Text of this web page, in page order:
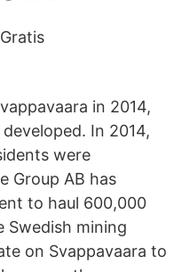
in 2014,
In 2014,
were
Group AB has
to haul 600,000
mining
on Svappavaara to